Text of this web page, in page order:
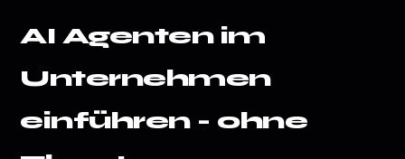
AI Agenten im
Unternehmen
einführen - ohne